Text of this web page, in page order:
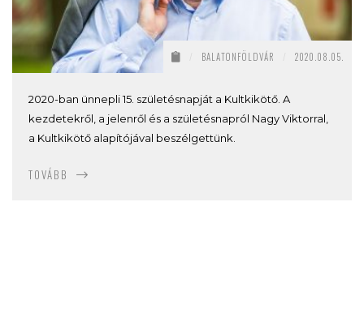
BALATONFÖLDVÁR 2020.08.05.
2020-ban ünnepli 15. születésnapját a Kultkikötő. A
kezdetekről, a jelenről és a születésnapról Nagy Viktorral,
a Kultkikötő alapítójával beszélgettünk.
TOVÁBB